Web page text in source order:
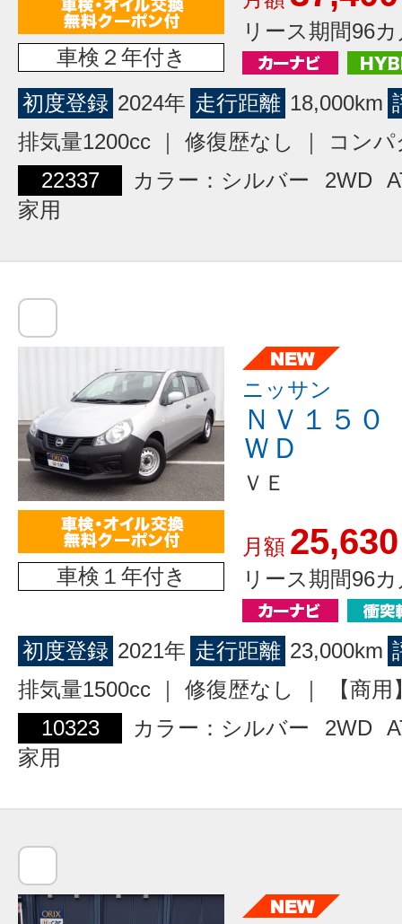
車検２年付き
リース期間96
初度登録 2024年 走行距離 18,000km
排気量1200cc ｜ 修復歴なし ｜ コン
22337
カラー：シルバー 2WD
家用
車検１年付き
ニッサン
ＮＶ１５
ＷＤ
ＶＥ
月額 25,630
リース期間96
初度登録 2021年 走行距離 23,000km
排気量1500cc ｜ 修復歴なし ｜ 【商
10323
カラー：シルバー 2WD
家用